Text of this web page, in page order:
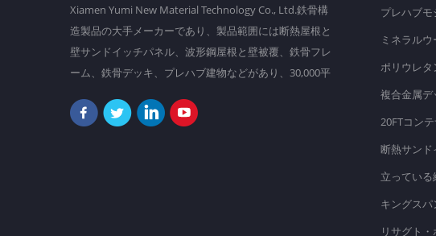
Xiamen Yumi New Material Technology Co., Ltd.鉄骨構
造製品の大手メーカーであり、製品範囲には断熱屋根と
壁サンドイッチパネル、波形鋼屋根と壁被覆、鉄骨フレ
ーム、鉄骨デッキ、プレハブ建物などがあり、30,000平
フ。 私たちの目標は、勤勉さと知恵でより良い世界を
プレハブモ
ミネラル
ポリウレ
複合金属デ
20FTコン
断熱サン
立っている
キングス
リサグト